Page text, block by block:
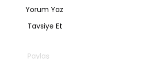
Yorum Yaz
Tavsiye Et
Paylaş